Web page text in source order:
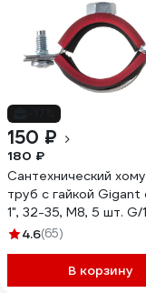
150 ₽
180 ₽
Сантехнический
труб с гайкой Gigant
1", 32-35, М8, 5 шт. G/
4.6(65)
В корзину